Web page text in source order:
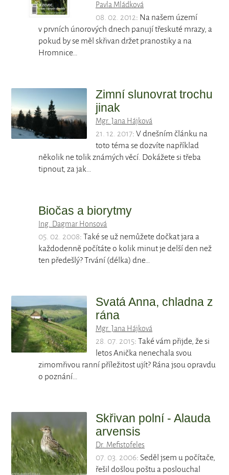
Pavla Mládková
08. 02. 2012: Na našem území
v prvních únorových dnech panují třeskuté mrazy, a
pokud by se měl skřivan držet pranostiky a na
Hromnice…
Zimní slunovrat trochu
jinak
Mgr. Jana Hájková
21. 12. 2017: V dnešním článku na
toto téma se dozvíte například
několik ne tolik známých věcí. Dokážete si třeba
tipnout, za jak…
Biočas a biorytmy
Ing. Dagmar Honsová
05. 02. 2008: Také se už nemůžete dočkat jara a
každodenně počítáte o kolik minut je delší den než
ten předešlý? Trvání (délka) dne…
Svatá Anna, chladna z
rána
Mgr. Jana Hájková
28. 07. 2015: Také vám přijde, že si
letos Anička nenechala svou
zimomřivou ranní příležitost ujít? Rána jsou opravdu
o poznání…
Skřivan polní - Alauda
arvensis
Dr. Mefistofeles
07. 03. 2006: Seděl jsem u počítače,
řešil došlou poštu a poslouchal